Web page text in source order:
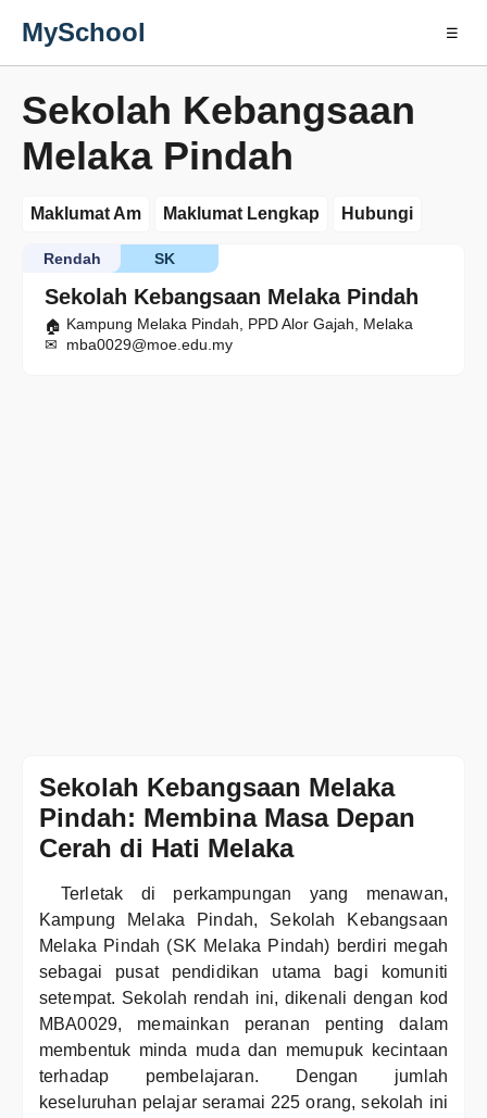
MySchool ☰
Sekolah Kebangsaan
Melaka Pindah
Maklumat Am Maklumat Lengkap Hubungi
Sekolah Kebangsaan Melaka Pindah
SK
Rendah
Kampung Melaka Pindah, PPD Alor Gajah, Melaka
mba0029@moe.edu.my
Sekolah Kebangsaan Melaka
Pindah: Membina Masa Depan
Cerah di Hati Melaka
Terletak di perkampungan yang menawan,
Kampung Melaka Pindah, Sekolah Kebangsaan
Melaka Pindah (SK Melaka Pindah) berdiri megah
sebagai pusat pendidikan utama bagi komuniti
setempat. Sekolah rendah ini, dikenali dengan kod
MBA0029, memainkan peranan penting dalam
membentuk minda muda dan memupuk kecintaan
terhadap pembelajaran. Dengan jumlah
keseluruhan pelajar seramai 225 orang, sekolah ini